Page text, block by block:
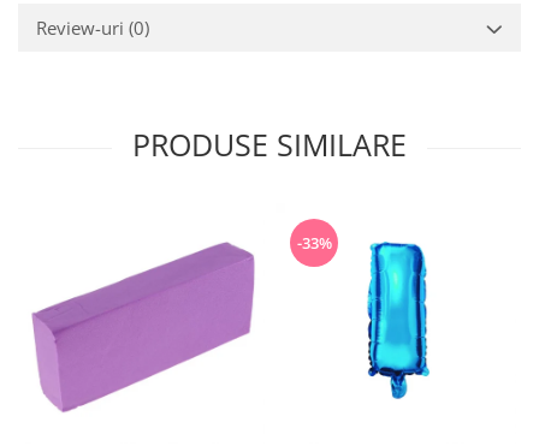
Review-uri (0)
PRODUSE SIMILARE
-33%